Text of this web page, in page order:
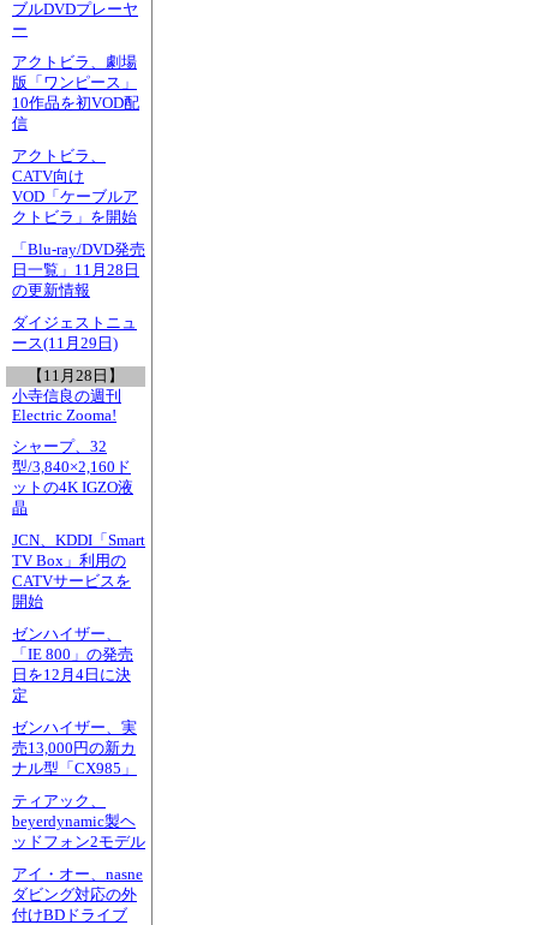
ブルDVDプレーヤ
ー
アクトビラ、劇場
版「ワンピース」
10作品を初VOD配
信
アクトビラ、
CATV向け
VOD「ケーブルア
クトビラ」を開始
「Blu-ray/DVD発売
日一覧」11月28日
の更新情報
ダイジェストニュ
ース(11月29日)
【11月28日】
小寺信良の週刊
Electric Zooma!
シャープ、32
型/3,840×2,160ド
ットの4K IGZO液
晶
JCN、KDDI「Smart
TV Box」利用の
CATVサービスを
開始
ゼンハイザー、
「IE 800」の発売
日を12月4日に決
定
ゼンハイザー、実
売13,000円の新カ
ナル型「CX985」
ティアック、
beyerdynamic製ヘ
ッドフォン2モデル
アイ・オー、nasne
ダビング対応の外
付けBDドライブ